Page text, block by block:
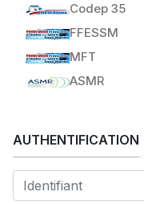
Codep 35
FFESSM
MFT
ASMR
AUTHENTIFICATION